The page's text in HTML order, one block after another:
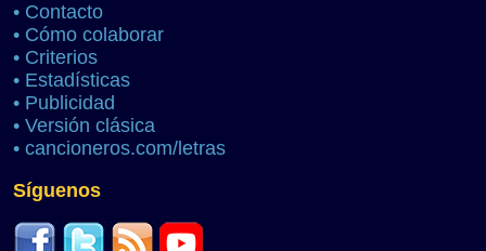
• Contacto
• Cómo colaborar
• Criterios
• Estadísticas
• Publicidad
• Versión clásica
• cancioneros.com/letras
Síguenos